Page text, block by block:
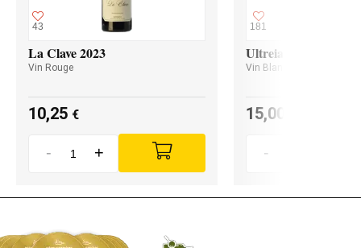
43
La Clave 2023
Vin Rouge
10,25 €
- +
181
Ultreia Godello 2024
Vin Blanc
15,00
-